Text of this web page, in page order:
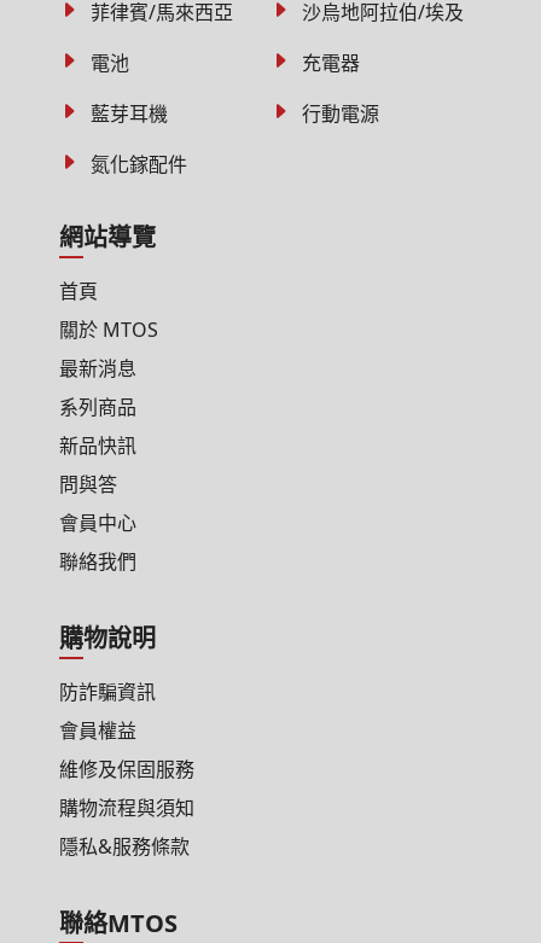
菲律賓/馬來西亞
沙烏地阿拉伯/埃及
電池
充電器
藍芽耳機
行動電源
氮化鎵配件
網站導覽
首頁
關於 MTOS
最新消息
系列商品
新品快訊
問與答
會員中心
聯絡我們
購物說明
防詐騙資訊
會員權益
維修及保固服務
購物流程與須知
隱私&服務條款
聯絡MTOS